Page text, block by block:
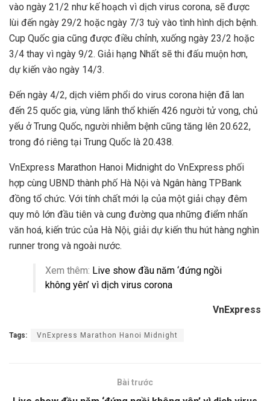
vào ngày 21/2 như kế hoạch vì dịch virus corona, sẽ được
lùi đến ngày 29/2 hoặc ngày 7/3 tuỳ vào tình hình dịch bệnh.
Cup Quốc gia cũng được điều chỉnh, xuống ngày 23/2 hoặc
3/4 thay vì ngày 9/2. Giải hạng Nhất sẽ thi đấu muộn hơn,
dự kiến vào ngày 14/3.
Đến ngày 4/2, dịch viêm phổi do virus corona hiện đã lan
đến 25 quốc gia, vùng lãnh thổ khiến 426 người tử vong, chủ
yếu ở Trung Quốc, người nhiễm bệnh cũng tăng lên 20.622,
trong đó riêng tại Trung Quốc là 20.438.
VnExpress Marathon Hanoi Midnight do VnExpress phối
hợp cùng UBND thành phố Hà Nội và Ngân hàng TPBank
đồng tổ chức. Với tính chất mới lạ của một giải chạy đêm
quy mô lớn đầu tiên và cung đường qua những điểm nhấn
văn hoá, kiến trúc của Hà Nội, giải dự kiến thu hút hàng nghìn
runner trong và ngoài nước.
Xem thêm: Live show đầu năm ‘đứng ngồi
không yên’ vì dịch virus corona
VnExpress
Tags: VnExpress Marathon Hanoi Midnight
Bài trước